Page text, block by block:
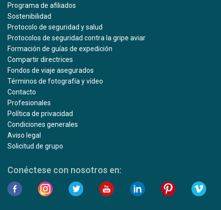
Programa de afiliados
Sostenibilidad
Protocolo de seguridad y salud
Protocolos de seguridad contra la gripe aviar
Formación de guías de expedición
Compartir directrices
Fondos de viaje asegurados
Términos de fotografía y vídeo
Contacto
Profesionales
Política de privacidad
Condiciones generales
Aviso legal
Solicitud de grupo
Conéctese con nosotros en: